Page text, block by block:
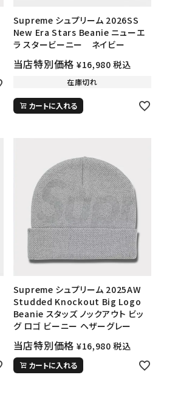
Supreme シュプリーム 2026SS
New Era Stars Beanie ニューエ
ラ スタービーニー ネイビー
当店特別価格 ¥16,980 税込
在庫切れ
カートに入れる
Supreme シュプリーム 2025AW
Studded Knockout Big Logo
Beanie スタッズ ノックアウト ビッ
グ ロゴ ビーニー ヘザーグレー
当店特別価格 ¥16,980 税込
カートに入れる